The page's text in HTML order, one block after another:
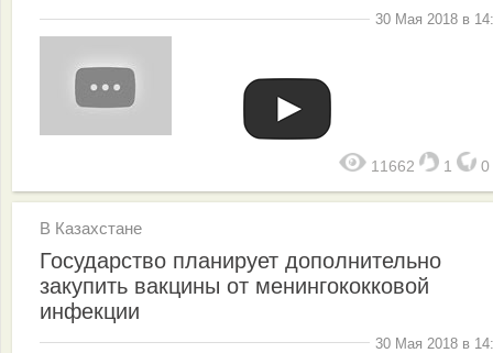
30 Мая 2018 в
11662 1 0
В Казахстане
Государство планирует дополнительно
закупить вакцины от менингококковой
инфекции
30 Мая 2018 в